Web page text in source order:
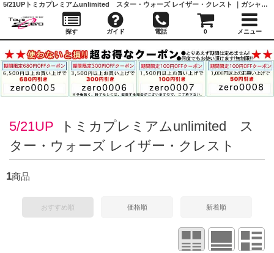
5/21UP
トミカプレミアムunlimited ス
ター・ウォーズ レイザー・クレスト
1商品
おすすめ順 価格順 新着順
5/21UP トミカプレミアムunlimited スター・ウォーズ レイザー・クレスト ｜ガシャポン,フィギュア,トミカ,食玩,販売,通販,大阪,日本橋, 『Toy's Zero』 トイズゼロ
探す ガイド 電話 0 メニュー